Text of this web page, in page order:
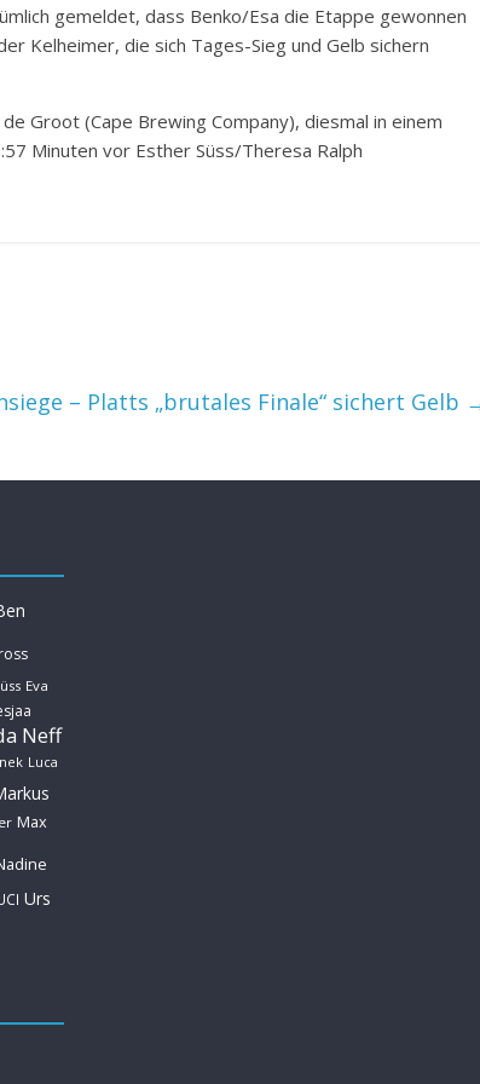
gemeldet, dass Benko/Esa die Etappe gewonnen
Kelheimer, die sich Tages-Sieg und Gelb sichern
Groot (Cape Brewing Company), diesmal in einem
Minuten vor Esther Süss/Theresa Ralph
– Platts „brutales Finale“ sichert Gelb
Eva
Neff
Luca
Max
Urs